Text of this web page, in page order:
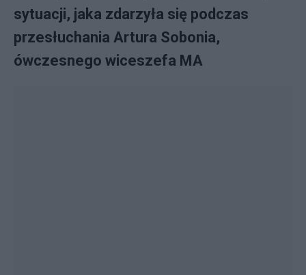
sytuacji, jaka zdarzyła się podczas
przesłuchania Artura Sobonia,
ówczesnego wiceszefa MA